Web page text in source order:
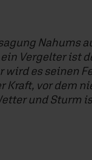
Nahums
Vergelter ist
wird es seinen
Kraft, vor dem
und Sturm